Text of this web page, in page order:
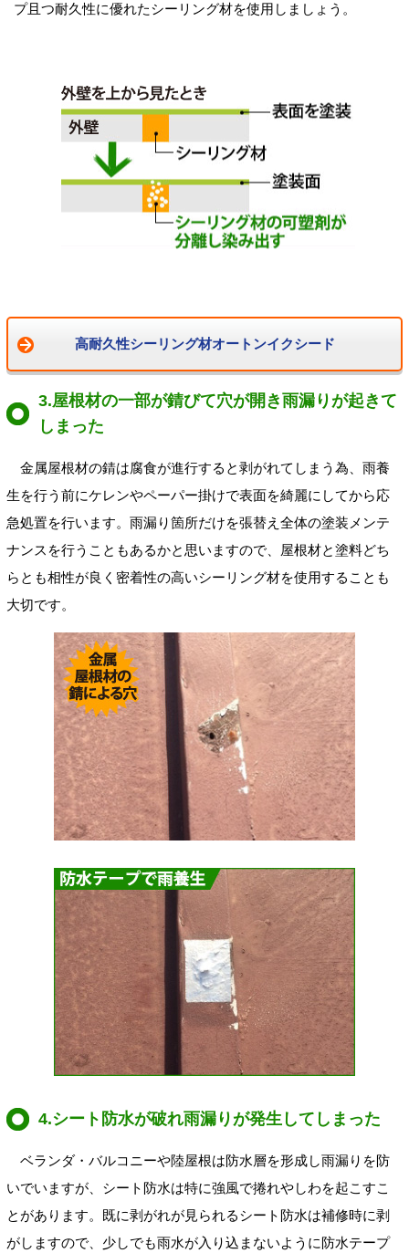
プ且つ耐久性に優れたシーリング材を使用しましょう。
高耐久性シーリング材オートンイクシード
3.屋根材の一部が錆びて穴が開き雨漏りが起きて
しまった
金属屋根材の錆は腐食が進行すると剥がれてしまう為、雨養
生を行う前にケレンやペーパー掛けで表面を綺麗にしてから応
急処置を行います。雨漏り箇所だけを張替え全体の塗装メンテ
ナンスを行うこともあるかと思いますので、屋根材と塗料どち
らとも相性が良く密着性の高いシーリング材を使用することも
大切です。
4.シート防水が破れ雨漏りが発生してしまった
ベランダ・バルコニーや陸屋根は防水層を形成し雨漏りを防
いでいますが、シート防水は特に強風で捲れやしわを起こすこ
とがあります。既に剥がれが見られるシート防水は補修時に剥
がしますので、少しでも雨水が入り込まないように防水テープ